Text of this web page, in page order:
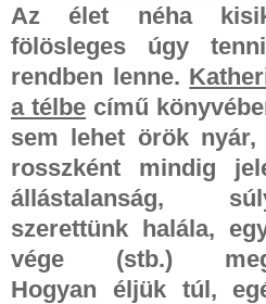
Az élet néha
fölösleges úgy
rendben lenne.
a télbe című
sem lehet örök nyár,
rosszként mindig
állástalanság,
szerettünk halála,
vége (stb.)
Hogyan éljük túl,